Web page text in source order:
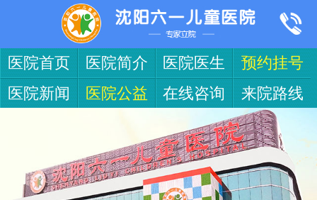
医院首页 医院简介 医院医生
预约挂号
医院新闻
医院公益 在线咨询 来院路线